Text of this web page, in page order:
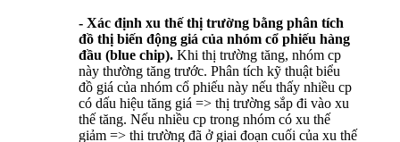
- Xác định xu thế thị trường bằng phân tích
đồ thị biến động giá của nhóm cổ phiếu hàng
đầu (blue chip). Khi thị trường tăng, nhóm cp
này thường tăng trước. Phân tích kỹ thuật biểu
đồ giá của nhóm cổ phiếu này nếu thấy nhiều cp
có dấu hiệu tăng giá => thị trường sắp đi vào xu
thế tăng. Nếu nhiều cp trong nhóm có xu thế
giảm => thi trường đã ở giai đoạn cuối của xu thế